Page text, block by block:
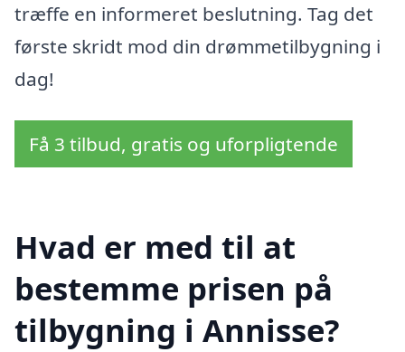
træffe en informeret beslutning. Tag det
første skridt mod din drømmetilbygning i
dag!
Få 3 tilbud, gratis og uforpligtende
Hvad er med til at
bestemme prisen på
tilbygning i Annisse?